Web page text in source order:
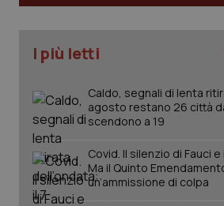
I più letti
Caldo, segnali di lenta
agosto restano 26 città
scendono a 19
Covid. Il silenzio di Fauci
Ma il Quinto
un’ammissione di colpa